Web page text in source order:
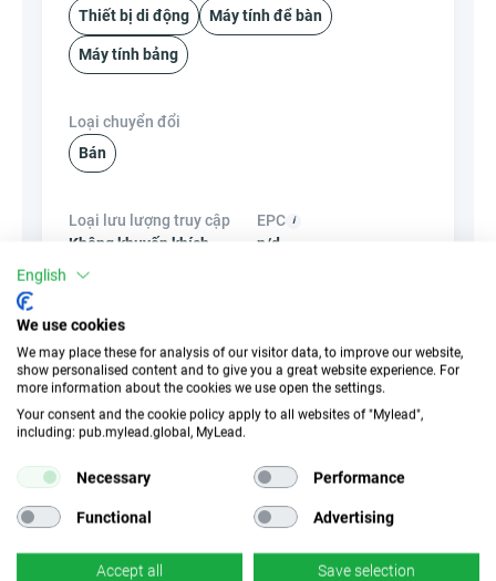
Thiết bị di động Máy tính để bàn
Máy tính bảng
Loại chuyển đổi
Bán
Loại lưu lượng truy cập
Không khuyến khích
EPC
n/d
2.35 %
×Không
HideLink
khuyến mãi
×Không
English
We use cookies
We may place these for analysis of our visitor data, to improve our website,
show personalised content and to give you a great website experience. For
more information about the cookies we use open the settings.
Your consent and the cookie policy apply to all websites of "Mylead",
including: pub.mylead.global, MyLead.
Necessary Performance
Functional Advertising
Accept all Save selection